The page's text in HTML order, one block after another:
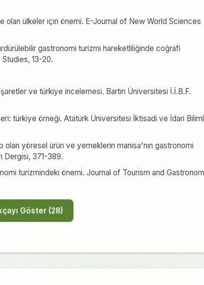
olan ülkeler için önemi. E-Journal of New World Sciences
gastronomi turizmi hareketliliğinde coğrafi
13-20.
ve türkiye incelemesi. Bartın Üniversitesi İ.İ.B.F.
türkiye örneği. Atatürk Üniversitesi İktisadi ve İdari
yöresel ürün ve yemeklerin manisa'nın gastronomi
Dergisi, 371-389.
turizmindeki önemi. Journal of Tourism and
Tüm Kaynakçayı Göster (28)